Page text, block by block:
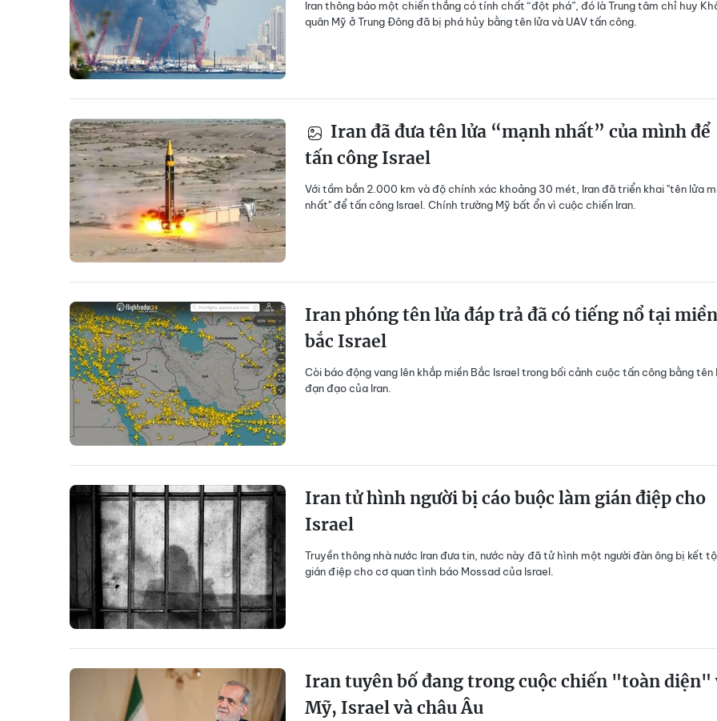
Iran thông báo một chiến thắng có tính chất “đột phá”, đó là Trung tâm chỉ huy
quân Mỹ ở Trung Đông đã bị phá hủy bằng tên lửa và UAV tấn công.
Iran đã đưa tên lửa “mạnh nhất” của mình để
tấn công Israel
Với tầm bắn 2.000 km và độ chính xác khoảng 30 mét, Iran đã triển khai "tên lửa
nhất" để tấn công Israel. Chính trường Mỹ bất ổn vì cuộc chiến Iran.
Iran phóng tên lửa đáp trả đã có tiếng nổ tại miền
bắc Israel
Còi báo động vang lên khắp miền Bắc Israel trong bối cảnh cuộc tấn công bằng tên
đạn đạo của Iran.
Iran tử hình người bị cáo buộc làm gián điệp cho
Israel
Truyền thông nhà nước Iran đưa tin, nước này đã tử hình một người đàn ông bị kết
gián điệp cho cơ quan tình báo Mossad của Israel.
Iran tuyên bố đang trong cuộc chiến "toàn diện"
Mỹ, Israel và châu Âu